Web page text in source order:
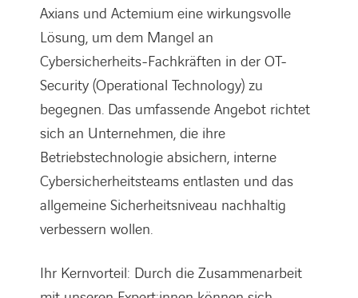
Axians und Actemium eine wirkungsvolle
Lösung, um dem Mangel an
Cybersicherheits-Fachkräften in der OT-
Security (Operational Technology) zu
begegnen. Das umfassende Angebot richtet
sich an Unternehmen, die ihre
Betriebstechnologie absichern, interne
Cybersicherheitsteams entlasten und das
allgemeine Sicherheitsniveau nachhaltig
verbessern wollen.
Ihr Kernvorteil: Durch die Zusammenarbeit